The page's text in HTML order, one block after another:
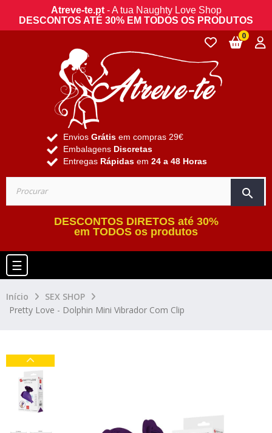
Atreve-te.pt- A tua Naughty Love Shop
DESCONTOS ATÉ 30% EM TODOS OS PRODUTOS
Envios Grátis em compras 29€
Embalagens Discretas
Entregas Rápidas em 24 a 48 Horas
search
0
DESCONTOS DIRETOS até 30%
em TODOS os produtos
Toggle navigation
☰
Início
SEX SHOP
Pretty Love - Dolphin Mini Vibrador Com Clip